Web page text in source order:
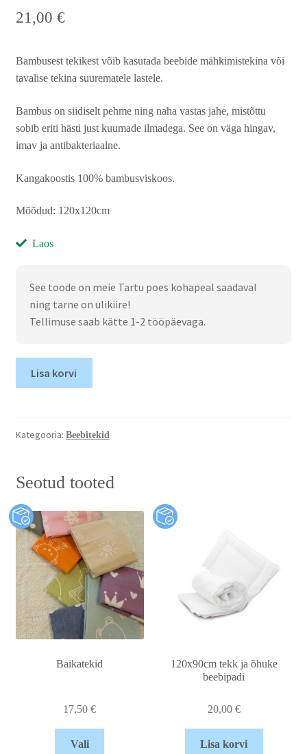
21,00 €
Bambusest tekikest võib kasutada beebide mähkimistekina või
tavalise tekina suurematele lastele.
Bambus on siidiselt pehme ning naha vastas jahe, mistõttu
sobib eriti hästi just kuumade ilmadega. See on väga hingav,
imav ja antibakteriaalne.
Kangakoostis 100% bambusviskoos.
Mõõdud: 120x120cm
Laos
See toode on meie Tartu poes kohapeal saadaval
ning tarne on ülikiire!
Tellimuse saab kätte 1-2 tööpäevaga.
Lisa korvi
Kategooria: Beebitekid
Seotud tooted
Baikatekid
17,50€
Vali
120x90cm tekk ja õhuke
beebipadi
20,00 €
Lisa korvi